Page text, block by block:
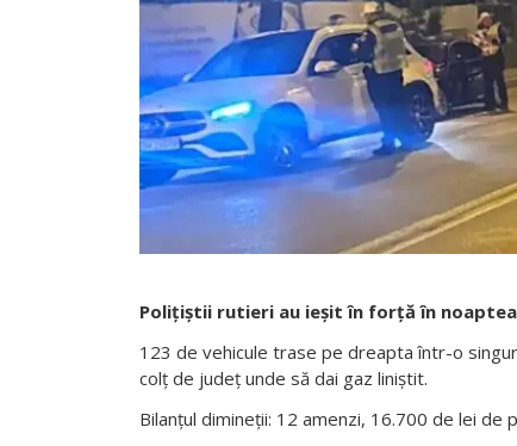
Polițiștii rutieri au ieșit în forță în
123 de vehicule trase pe dreapta într-o
colț de județ unde să dai gaz liniștit.
Bilanțul dimineții: 12 amenzi, 16.700 de lei